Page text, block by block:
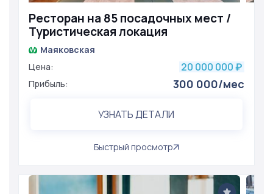
Ресторан на 85 посадочных мест /
Туристическая локация
Маяковская
Цена:
20 000 000 ₽
Прибыль: 300 000/мес
УЗНАТЬ ДЕТАЛИ
Быстрый просмотр